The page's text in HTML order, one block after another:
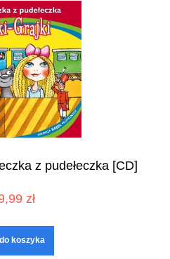
z pudełeczka [CD]
zł
do koszyka